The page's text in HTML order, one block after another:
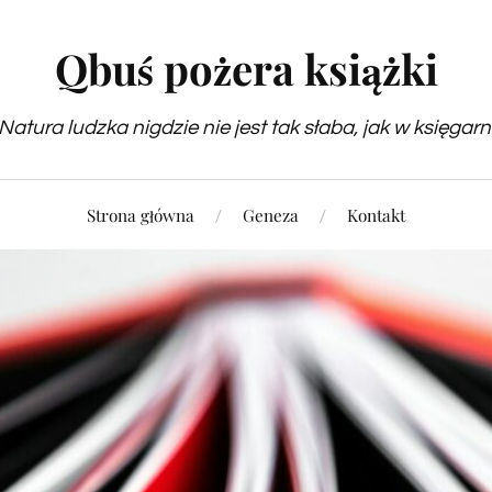
Qbuś pożera książki
ludzka nigdzie nie jest tak słaba, jak w
Strona główna Geneza Kontakt